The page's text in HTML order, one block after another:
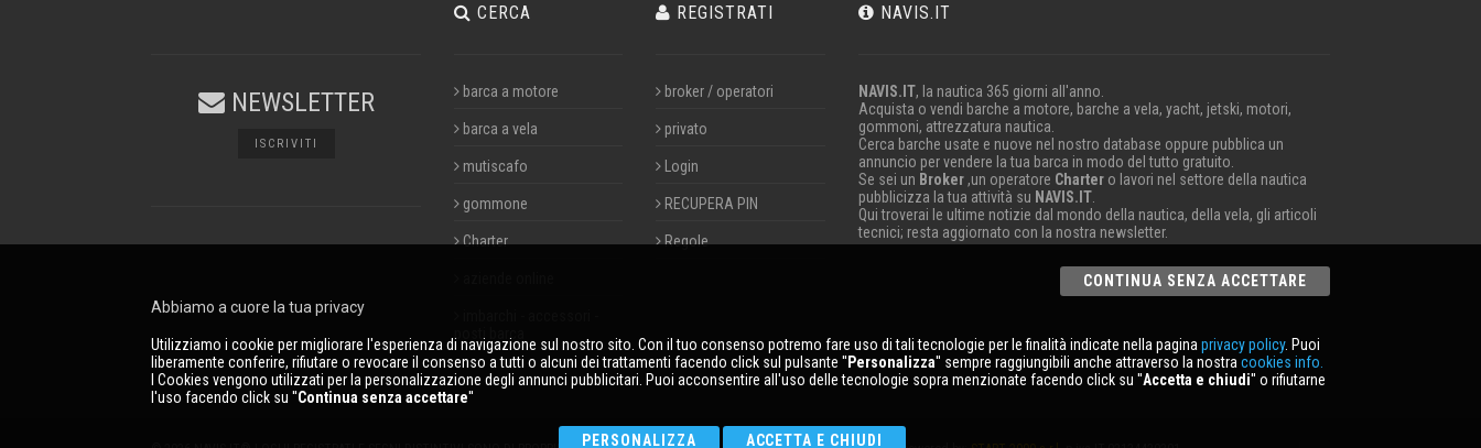
NEWSLETTER
ISCRIVITI
CERCA
barca a motore
barca a vela
mutiscafo
gommone
Charter
REGISTRATI
broker / operatori
privato
Login
RECUPERA PIN
Regole
NAVIS.IT
NAVIS.IT, la nautica 365 giorni all'anno.
Acquista o vendi barche a motore, barche a vela, yacht, jetski, motori,
gommoni, attrezzatura nautica.
Cerca barche usate e nuove nel nostro database oppure pubblica un
annuncio per vendere la tua barca in modo del tutto gratuito.
Se sei un Broker ,un operatore Chartero lavori nel settore della nautica
pubblicizza la tua attività su NAVIS.IT.
Qui troverai le ultime notizie dal mondo della nautica, della vela, gli articoli
tecnici; resta aggiornato con la nostra newsletter.
CONTINUA SENZA ACCETTARE
Abbiamo a cuore la tua privacy
Utilizziamo i cookie per migliorare l'esperienza di navigazione sul nostro sito. Con il tuo consenso potremo fare uso di tali tecnologie per le finalità indicate nella pagina privacy policy. Puoi
liberamente conferire, rifiutare o revocare il consenso a tutti o alcuni dei trattamenti facendo click sul pulsante '' Personalizza'' sempre raggiungibili anche attraverso la nostra cookies info.
I Cookies vengono utilizzati per la personalizzazione degli annunci pubblicitari. Puoi acconsentire all'uso delle tecnologie sopra menzionate facendo click su ''Accetta e chiudi'' o rifiutarne
l'uso facendo click su ''Continua senza accettare''
PERSONALIZZA ACCETTA E CHIUDI